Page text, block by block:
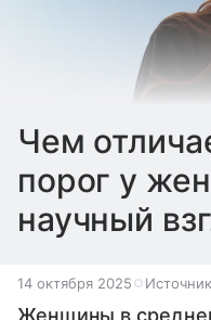
Чем
порог у
научный
14 октября 2025
Женщины в